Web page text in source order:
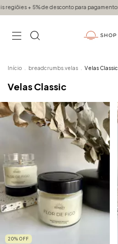
+ 5% de desconto para pagamentos via PIX
Início breadcrumbs.velas Velas Classic
Velas Classic
20% OFF